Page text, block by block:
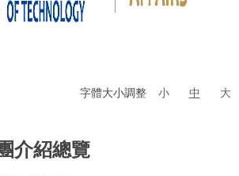
字體大小調整 小 中 大
介紹總覽